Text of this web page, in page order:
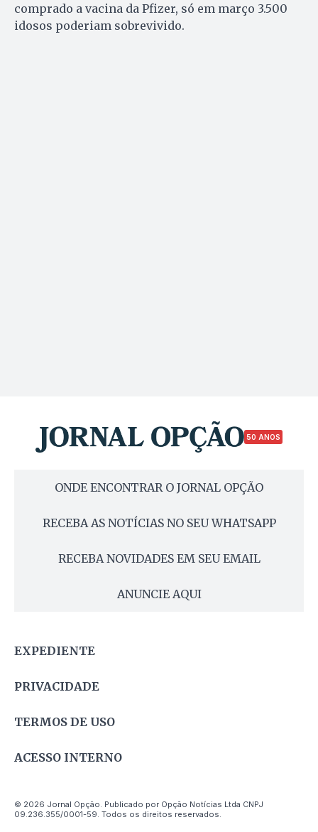
comprado a vacina da Pfizer, só em março 3.500
idosos poderiam sobrevivido.
50 ANOS
ONDE ENCONTRAR O JORNAL OPÇÃO
RECEBA AS NOTÍCIAS NO SEU WHATSAPP
RECEBA NOVIDADES EM SEU EMAIL
ANUNCIE AQUI
EXPEDIENTE
PRIVACIDADE
TERMOS DE USO
ACESSO INTERNO
© 2026 Jornal Opção. Publicado por Opção Notícias Ltda CNPJ
09.236.355/0001-59. Todos os direitos reservados.